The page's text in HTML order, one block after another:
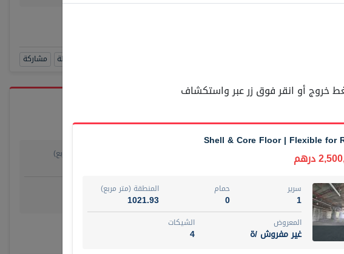
أضف إلى المفضلة مشاركة
74,500 درهم
المنطقة (متر مربع)
الشيكات
4
محمد عبدالرسول
رقم الوسيط
أتصل الأن
خروج أو انقر فوق زر عبر واستكشاف
Shell & Core Floor | Flexible for
درهم
سرير
1
حمام
0
المنطقة (متر مربع)
1021.93
المعروض
غير مفروش /ة
الشيكات
4